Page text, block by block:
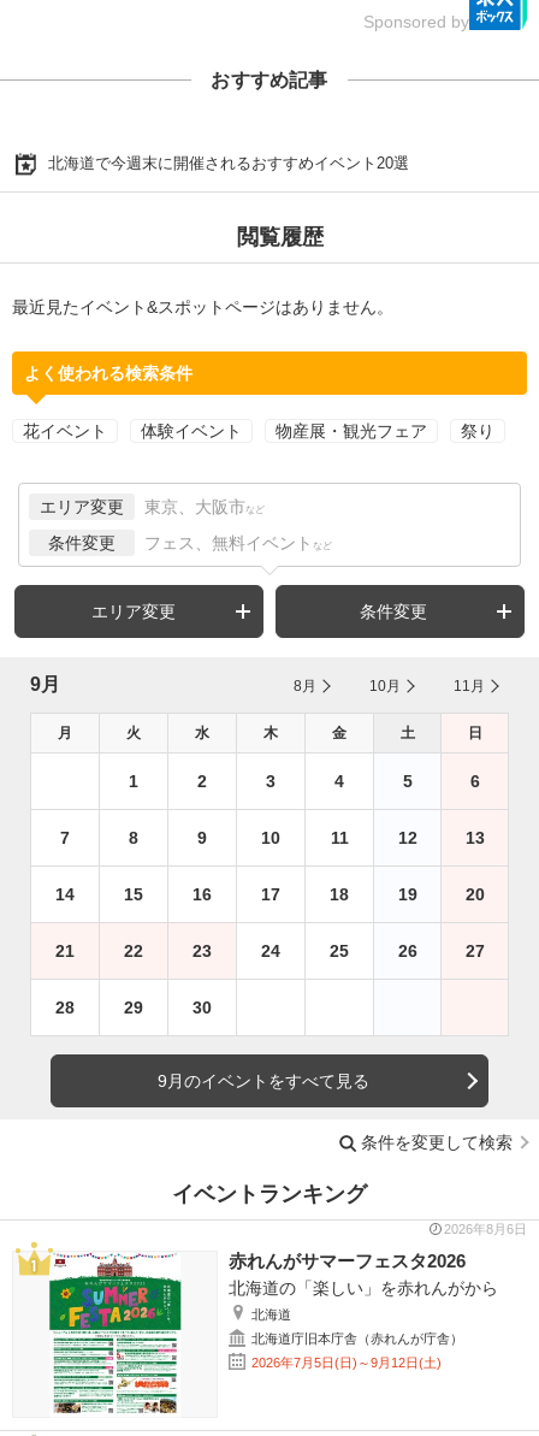
Sponsored by
おすすめ記事
北海道で今週末に開催されるおすすめイベント20選
閲覧履歴
最近見たイベント&スポットページはありません。
よく使われる検索条件
花イベント 体験イベント 物産展・観光フェア 祭り
エリア変更 東京、大阪市 など
条件変更 フェス、無料イベント など
エリア変更 条件変更
9月 8月 10月 11月
月 火 水 木 金 土 日
1 2 3 4 5 6
7 8 9 10 11 12 13
14 15 16 17 18 19 20
21 22 23 24 25 26 27
28 29 30
9月のイベントをすべて見る
条件を変更して検索
イベントランキング
2026年8月6日
赤れんがサマーフェスタ2026
北海道の「楽しい」を赤れんがから
北海道
北海道庁旧本庁舎（赤れんが庁舎）
2026年7月5日(日)～9月12日(土)